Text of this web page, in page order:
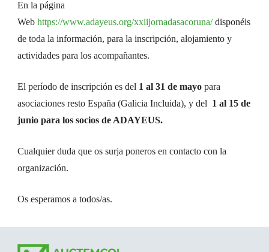
En la página
Webhttps://www.adayeus.org/xxiijornadasacoruna/disponéis
de toda la información, para la inscripción, alojamiento y
actividades para los acompañantes.
El período de inscripción es del 1 al 31 de mayopara
asociaciones resto España (Galicia Incluida), y del 1 al 15 de
junio para los socios de ADAYEUS.
Cualquier duda que os surja poneros en contacto con la
organización.
Os esperamos a todos/as.